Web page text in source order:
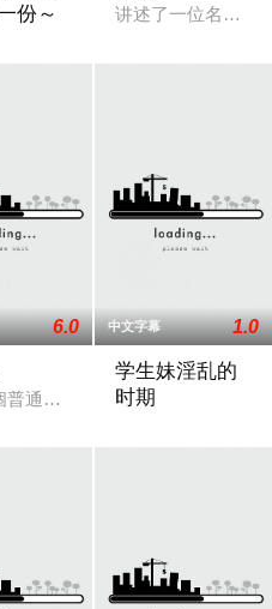
成高級度假酒店的派對。雀
份～
讲述了一位名叫爱
作的情色漫畫，講述了一名大
6.0
普通的上班族，通過內射提供精
中文字幕 1.0
学生妹淫乱的
时期